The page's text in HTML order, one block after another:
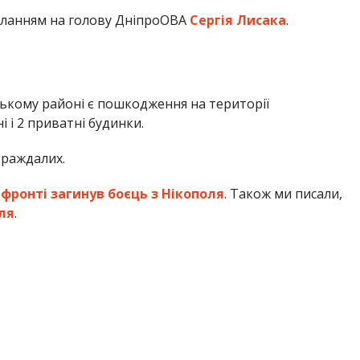
на голову ДніпроОВА Сергія Лисака.
районі є пошкодження на території
і 2 приватні будинки.
загинув боєць з Нікополя. Також ми писали,
.